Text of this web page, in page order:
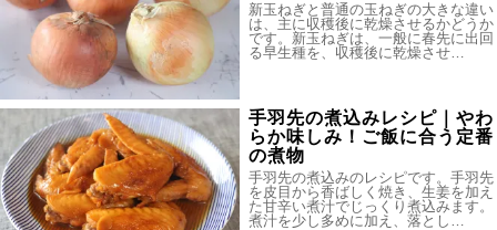
新玉ねぎと普通の玉ねぎの大きな違い
は、主に収穫後に乾燥させるかどうか
です。新玉ねぎは、一般に春先に出回
る早生種を、収穫後に乾燥させ…
手羽先の煮込みレシピ｜やわ
らか味しみ！ご飯に合う定番
の煮物
手羽先の煮込みのレシピです。手羽先
を皮目から香ばしく焼き、生姜を加え
た甘辛い煮汁でじっくり煮込みます。
煮汁を少し多めに加え、落とし…